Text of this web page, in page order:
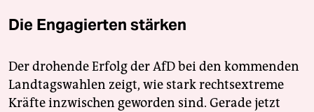
Die Engagierten stärken
Der drohende Erfolg der AfD bei den kommenden
Landtagswahlen zeigt, wie stark rechtsextreme
Kräfte inzwischen geworden sind. Gerade jetzt